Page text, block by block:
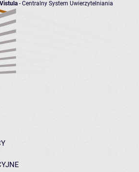
- Centralny System Uwierzytelniania